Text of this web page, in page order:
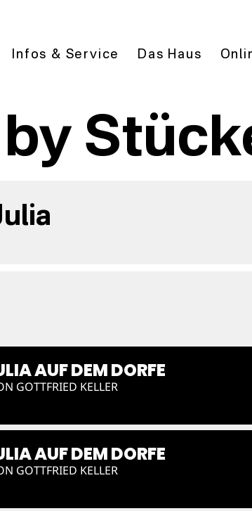
Infos & Service Das Haus
AUF DEM DORFE
GOTTFRIED KELLER
AUF DEM DORFE
GOTTFRIED KELLER